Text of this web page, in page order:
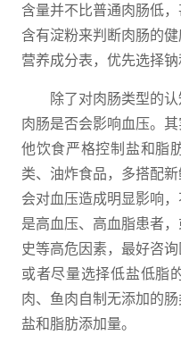
含量并不比普通肉肠低
含有淀粉来判断肉肠的
营养成分表，优先选择
除了对肉肠类型的
肉肠是否会影响血压。
他饮食严格控制盐和脂
类、油炸食品，多搭配
会对血压造成明显影响
是高血压、高血脂患者
史等高危因素，最好咨
或者尽量选择低盐低脂
肉、鱼肉自制无添加的
盐和脂肪添加量。